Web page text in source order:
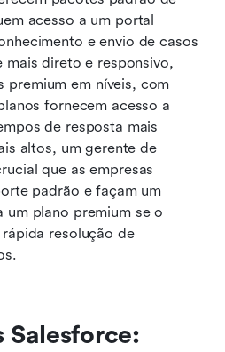
acesso a um portal
e envio de casos
mais direto e responsivo,
premium em níveis, com
fornecem acesso a
de resposta mais
altos, um gerente de
que as empresas
padrão e façam um
um plano premium se o
resolução de
Salesforce: